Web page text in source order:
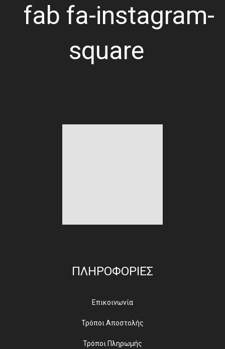
fab fa-instagram-
square
ΠΛΗΡΟΦΟΡΙΕΣ
Επικοινωνία
Τρόποι Αποστολής
Τρόποι Πληρωμής